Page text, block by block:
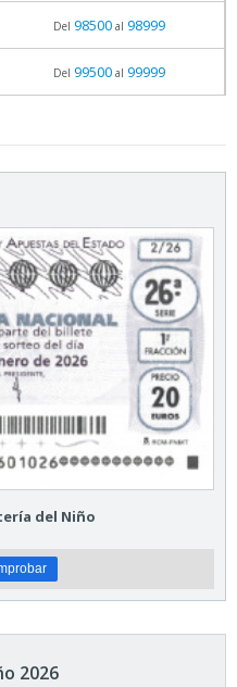
Del 98500al 98999
Del 99500al 99999
del Niño
2026